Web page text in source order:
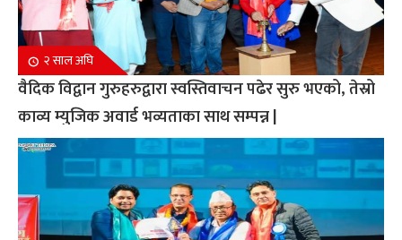
२ साल अघि
वैदिक विद्वान गुरुहरुद्वारा स्वस्तिवाचन पढेर सुरु भएको, तेस्रो
काव्य म्युजिक अवार्ड भव्यताका साथ सम्पन्न |